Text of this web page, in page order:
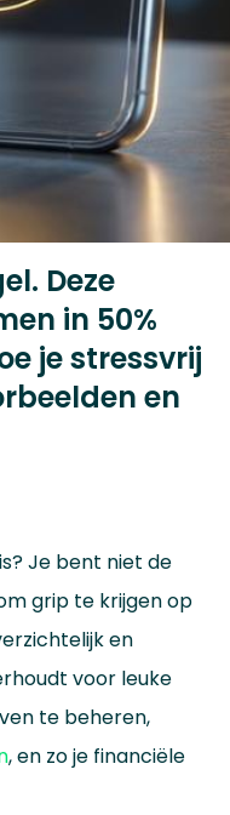
Deze
in 50%
je stressvrij
en
Je bent niet de
grip te krijgen op
en
voor leuke
te beheren,
, en zo je financiële